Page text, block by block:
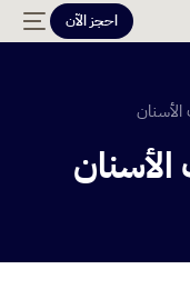
احجز الآن
الأسنان
الأسنان